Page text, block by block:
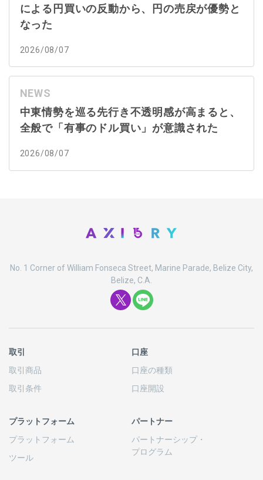
による円買いの反動から、円の売戻が優勢と
なった
2026/08/07
NEWS
中東情勢を巡る先行き不透明感が高まると、
全般で「有事のドル買い」が意識された
2026/08/07
No. 1 Corner of William Fonseca Street, Marine Parade, Belize City,
Belize, C.A.
取引
取引商品
取引条件
口座
口座の種類
口座開設
プラットフォーム
プラットフォーム
ツール
パートナー
パートナーシップ・
プログラム